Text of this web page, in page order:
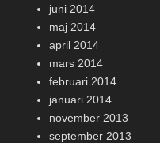
juni 2014
maj 2014
april 2014
mars 2014
februari 2014
januari 2014
november 2013
september 2013